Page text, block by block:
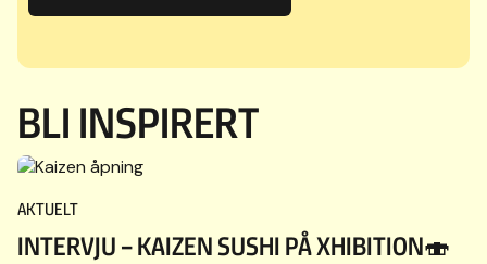
BLI INSPIRERT
AKTUELT
INTERVJU – KAIZEN SUSHI PÅ XHIBITION🍣